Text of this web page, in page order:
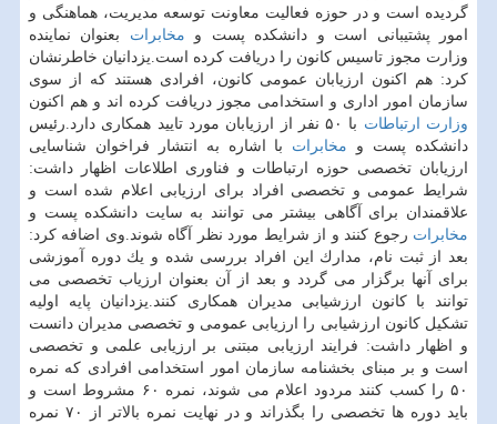
گردیده است و در حوزه فعالیت معاونت توسعه مدیریت، هماهنگی و
امور پشتیبانی است و دانشكده پست و مخابرات بعنوان نماینده
وزارت مجوز تاسیس كانون را دریافت كرده است.یزدانیان خاطرنشان
كرد: هم اكنون ارزیابان عمومی كانون، افرادی هستند كه از سوی
سازمان امور اداری و استخدامی مجوز دریافت كرده اند و هم اكنون
وزارت ارتباطات
با ۵۰ نفر از ارزیابان مورد تایید همكاری دارد.رئیس
دانشكده پست و مخابرات با اشاره به انتشار فراخوان شناسایی
ارزیابان تخصصی حوزه ارتباطات و فناوری اطلاعات اظهار داشت:
شرایط عمومی و تخصصی افراد برای ارزیابی اعلام شده است و
علاقمندان برای آگاهی بیشتر می توانند به سایت دانشكده پست و
مخابرات رجوع كنند و از شرایط مورد نظر آگاه شوند.وی اضافه كرد:
بعد از ثبت نام، مدارك این افراد بررسی شده و یك دوره آموزشی
برای آنها برگزار می گردد و بعد از آن بعنوان ارزیاب تخصصی می
توانند با كانون ارزشیابی مدیران همكاری كنند.یزدانیان پایه اولیه
تشكیل كانون ارزشیابی را ارزیابی عمومی و تخصصی مدیران دانست
و اظهار داشت: فرایند ارزیابی مبتنی بر ارزیابی علمی و تخصصی
است و بر مبنای بخشنامه سازمان امور استخدامی افرادی كه نمره
۵۰ را كسب كنند مردود اعلام می شوند، نمره ۶۰ مشروط است و
باید دوره ها تخصصی را بگذراند و در نهایت نمره بالاتر از ۷۰ نمره